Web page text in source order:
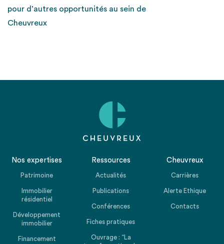
pour d’autres opportunités au sein de
Cheuvreux
Nos expertises
Patrimoine
Immobilier
résidentiel
Développement
immobilier
Financement
Ressources
Actualités
Publications
Conférences
Fiches pratiques
Ouvrage : “La
Cheuvreux
Carrières
Alerte Ethique
Contacts